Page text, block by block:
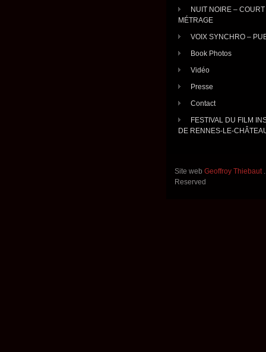
NUIT NOIRE – COURT
MÉTRAGE
VOIX SYNCHRO –
Book Photos
Vidéo
Presse
Contact
FESTIVAL DU FILM
DE RENNES-LE-
Site webGeoffroy Thiebaut
Reserved